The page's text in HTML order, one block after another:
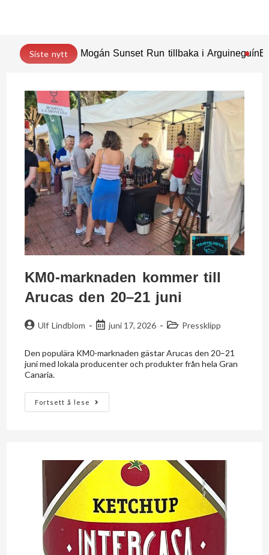
Siste nytt Mogán Sunset Run tillbaka i Arguineguín
KM0-marknaden kommer till
Arucas den 20–21 juni
Ulf Lindblom juni 17, 2026 Pressklipp
Den populära KM0-marknaden gästar Arucas den 20–21
juni med lokala producenter och produkter från hela Gran
Canaria.
Fortsett å lese